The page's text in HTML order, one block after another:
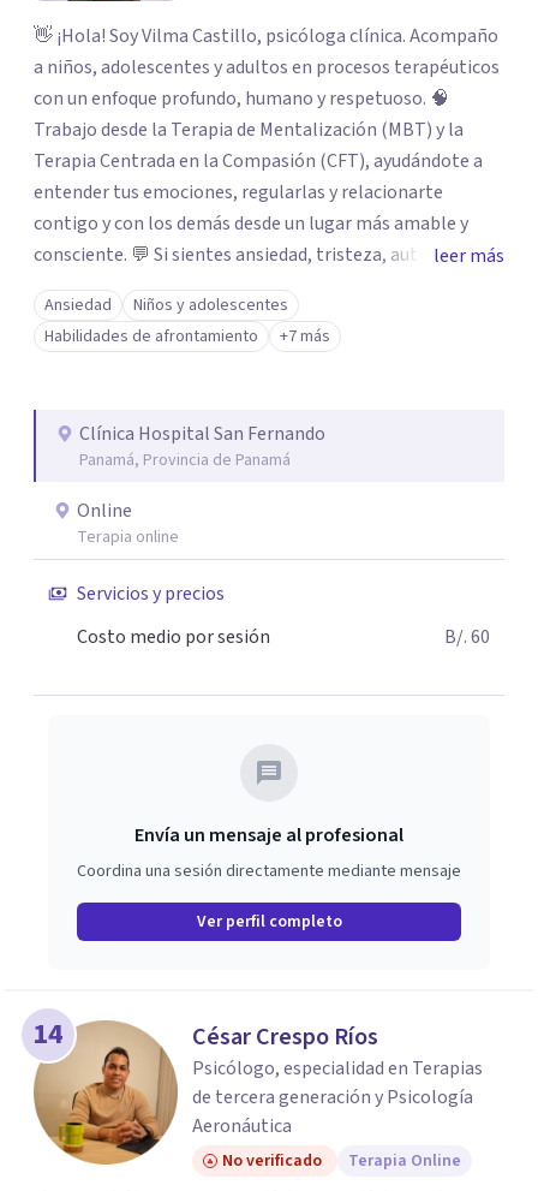
👋 ¡Hola! Soy Vilma Castillo, psicóloga clínica. Acompaño
a niños, adolescentes y adultos en procesos terapéuticos
con un enfoque profundo, humano y respetuoso. 🧠
Trabajo desde la Terapia de Mentalización (MBT) y la
Terapia Centrada en la Compasión (CFT), ayudándote a
entender tus emociones, regularlas y relacionarte
contigo y con los demás desde un lugar más amable y
consciente. 💬 Si sientes ansiedad, tristeza, autocrítica o
simplemente necesitas un espacio seguro para hablar,
estoy aquí para acompañarte. ✨ Sanar es posible. Y no
tienes que hacerlo solo/a. 📲 Escríbeme para más
leer más
Ansiedad
Niños y adolescentes
Habilidades de afrontamiento
+7 más
Clínica Hospital San Fernando
Panamá, Provincia de Panamá
Online
Terapia online
Servicios y precios
Costo medio por sesión
B/. 60
Envía un mensaje al profesional
Coordina una sesión directamente mediante mensaje
Ver perfil completo
14 César Crespo Ríos
Psicólogo, especialidad en Terapias
de tercera generación y Psicología
Aeronáutica
No verificado Terapia Online